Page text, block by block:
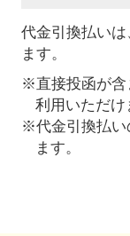
代金引換払い
ます。
※直接投函が含
利用いただけ
※代金引換払い
ます。